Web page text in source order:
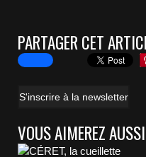
PARTAGER CET
S'inscrire à la newsletter
VOUS AIMEREZ